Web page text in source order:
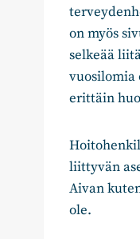
on myös
selkeää
vuosilomia
erittäin
liittyvän
Aivan
ole.